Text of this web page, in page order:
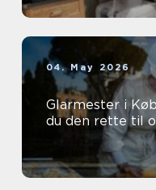
04. May 2026
Glarmester i
du den rette til